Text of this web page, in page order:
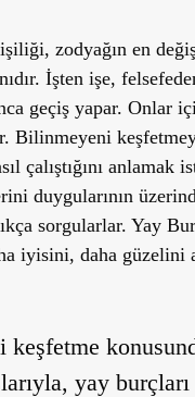
zodyağın en
İşten işe,
geçiş yapar. Onlar
Bilinmeyeni
çalıştığını anlamak
duygularının
sorgularlar. Yay
iyisini, daha güzelini
keşfetme
yay